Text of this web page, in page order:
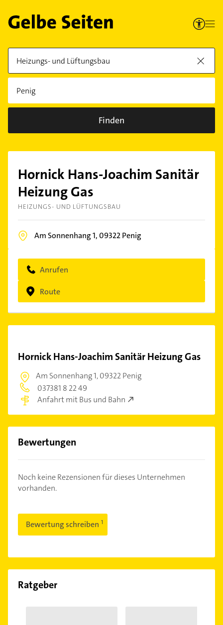
Finden
Hornick Hans-Joachim Sanitär
Heizung Gas
HEIZUNGS- UND LÜFTUNGSBAU
Am Sonnenhang 1,09322Penig
Anrufen
Route
Hornick Hans-Joachim Sanitär Heizung Gas
Am Sonnenhang 1,09322 Penig
037381 8 22 49
Anfahrt mit Bus und Bahn
Bewertungen
Noch keine Rezensionen für dieses Unternehmen
vorhanden.
Bewertung schreiben
Ratgeber